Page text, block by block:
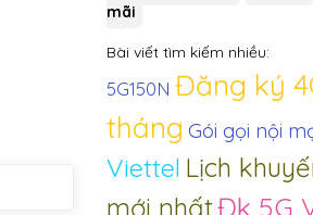
mãi
Bài viết tìm kiếm nhiều:
5G150N Đăng ký
tháng Gói gọi nội
Viettel Lịch
mới nhấtĐk 5G